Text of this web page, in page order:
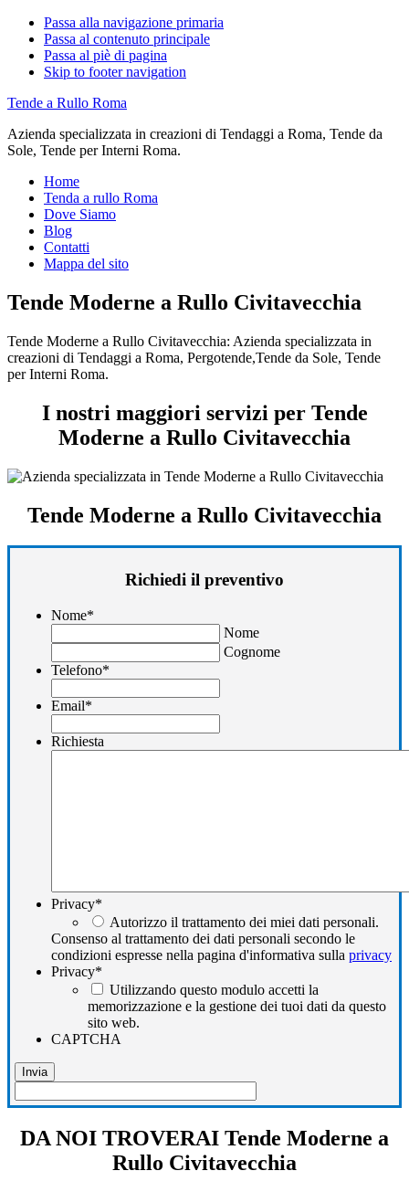
Passa alla navigazione primaria
Passa al contenuto principale
Passa al piè di pagina
Skip to footer navigation
Tende a Rullo Roma
Azienda specializzata in creazioni di Tendaggi a Roma, Tende da
Sole, Tende per Interni Roma.
Home
Tenda a rullo Roma
Dove Siamo
Blog
Contatti
Mappa del sito
Tende Moderne a Rullo Civitavecchia
Tende Moderne a Rullo Civitavecchia: Azienda specializzata in
creazioni di Tendaggi a Roma, Pergotende,Tende da Sole, Tende
per Interni Roma.
I nostri maggiori servizi per Tende
Moderne a Rullo Civitavecchia
Tende Moderne a Rullo Civitavecchia
Richiedi il preventivo
Nome*
Nome
Cognome
Telefono*
Email*
Richiesta
Privacy*
Autorizzo il trattamento dei miei dati personali.
Consenso al trattamento dei dati personali secondo le
condizioni espresse nella pagina d'informativa sulla privacy
Privacy*
Utilizzando questo modulo accetti la
memorizzazione e la gestione dei tuoi dati da questo
sito web.
CAPTCHA
DA NOI TROVERAI Tende Moderne a
Rullo Civitavecchia